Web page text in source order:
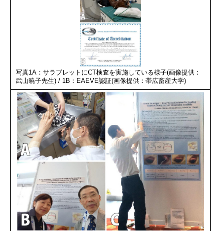
写真1A：サラブレットにCT検査を実施している様子(画像提供：
武山暁子先生) / 1B：EAEVE認証(画像提供：帯広畜産大学)